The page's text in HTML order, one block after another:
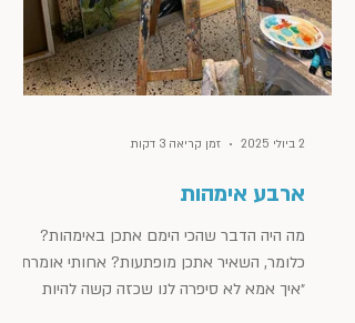
ארבע אימהות
מה היה הדבר שהכי הימם אתכן באימהות?
כלומר, השאיר אתכן מופתעות? אחותי אומרת:
״איך אמא לא סיפרה לנו שכזה קשה להיות
2 ביולי 2025 זמן קריאה 3 דקות